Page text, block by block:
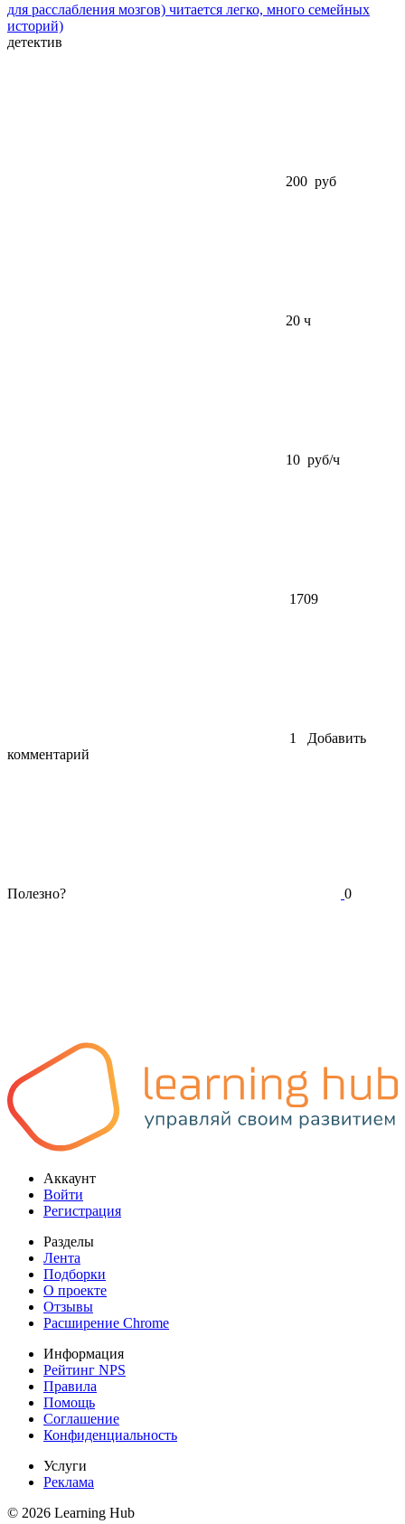
для расслабления мозгов) читается легко, много семейных
историй)
детектив
200 руб
20 ч
10 руб/ч
1709
1 Добавить
комментарий
Полезно? 0
Аккаунт
Войти
Регистрация
Разделы
Лента
Подборки
О проекте
Отзывы
Расширение Chrome
Информация
Рейтинг NPS
Правила
Помощь
Соглашение
Конфиденциальность
Услуги
Реклама
© 2026 Learning Hub